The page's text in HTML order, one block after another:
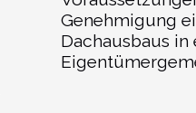
Genehmigung
Dachausbaus in